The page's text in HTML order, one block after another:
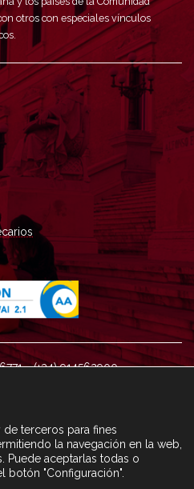
otros con especiales vínculos
- (+34) 914562900
CON FCA TRAVÉS DEL
terceros para fines
la navegación en la web,
Puede aceptarlas todas o
botón "Configuración".